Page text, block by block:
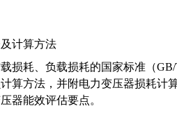
计算方法
损耗、负载损耗的国家标准（
算方法，并附电力变压器损耗计
器能效评估要点。